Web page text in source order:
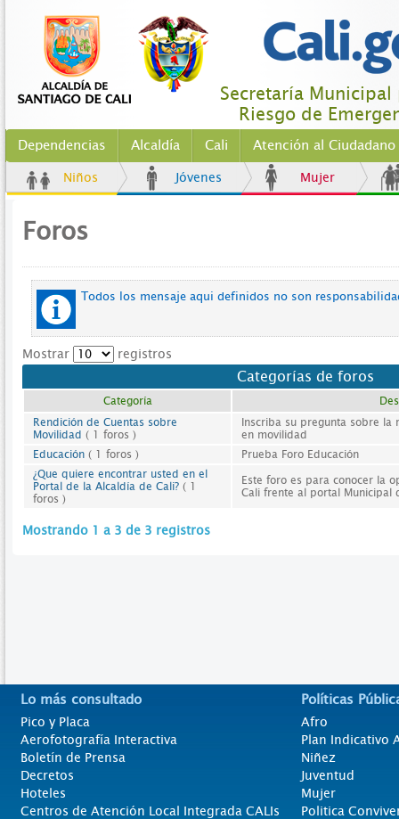
Secretaría
Riesgo de
Dependencias Alcaldía Cali Atención al Ciudadano
Niños Jóvenes Mujer
Foros
Todos los mensaje aqui definidos no son
Mostrar registros
Categorías de foros
Categoría
Rendición de Cuentas sobre
Movilidad ( 1 foros )
Inscriba su pregunta sobre la
en movilidad
Educación ( 1 foros )
Prueba Foro Educación
¿Que quiere encontrar usted en el
Portal de la Alcaldía de Cali? ( 1
foros )
Este foro es para conocer la
Cali frente al portal Municipal
Mostrando 1 a 3 de 3 registros
Lo más consultado
Pico y Placa
Aerofotografía Interactiva
Boletín de Prensa
Decretos
Hoteles
Centros de Atención Local Integrada CALIs
Políticas
Afro
Plan Indicativo
Niñez
Juventud
Mujer
Politica